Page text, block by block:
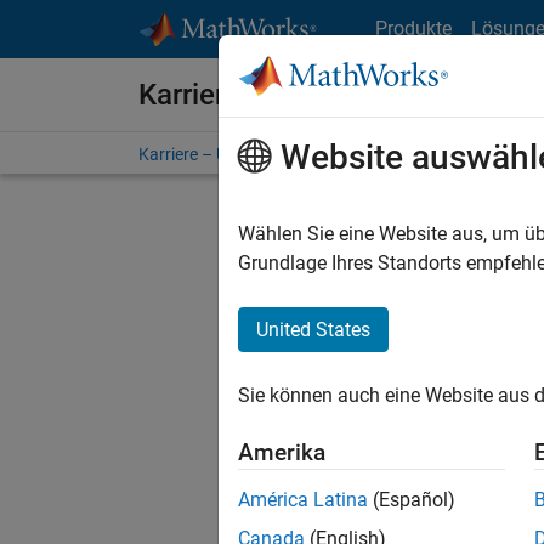
Produkte
Karriere bei MathWorks
Karriere – Übersicht Stellensuche
FILTER:
Stellen
Es
Region
Website
Wählen Sie eine Website aus, um
Grundlage Ihres Standorts
United States
Sie können auch eine Website aus
Amerika
América Latina (Español)
Canada (English)